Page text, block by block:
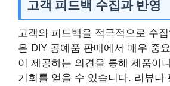
고객 피드백 수집과 반영
고객의 피드백을 적극적으로 수
은 DIY 공예품 판매에서 매우 중
이 제공하는 의견을 통해 제품이
기회를 얻을 수 있습니다. 리뷰나